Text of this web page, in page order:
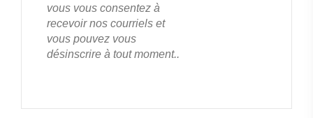
vous vous consentez à
recevoir nos courriels et
vous pouvez vous
désinscrire à tout moment..